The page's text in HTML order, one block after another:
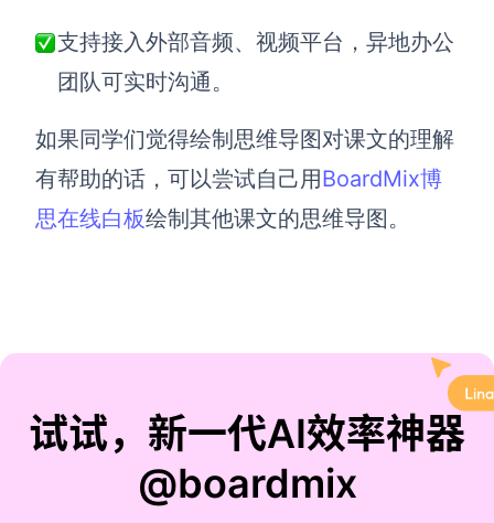
支持接入外部音频、视频平台，异地办公
团队可实时沟通。
如果同学们觉得绘制思维导图对课文的理解
有帮助的话，可以尝试自己用 BoardMix博
思在线白板绘制其他课文的思维导图。
试试，新一代AI效率神器
@boardmix